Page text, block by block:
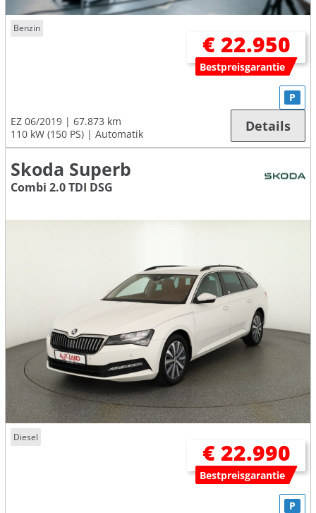
Benzin
€ 22.950
Bestpreisgarantie
EZ 06/2019
67.873 km
110 kW (150 PS)
Automatik
P
Details
Skoda Superb
Combi 2.0 TDI DSG
Diesel
€ 22.990
Bestpreisgarantie
P